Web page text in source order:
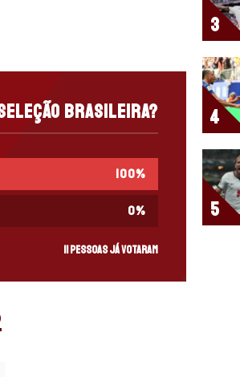
Brasileira?
100%
0%
11 pessoas já votaram
3
4
5